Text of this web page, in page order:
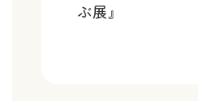
ぶ展』